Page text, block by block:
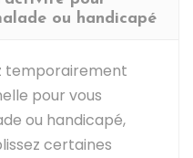
ou handicapé
temporairement
pour vous
ou handicapé,
certaines